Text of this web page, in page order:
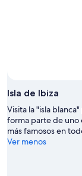
Isla de Ibiza
Visita la "isla
forma parte de uno
más famosos en
Ver menos